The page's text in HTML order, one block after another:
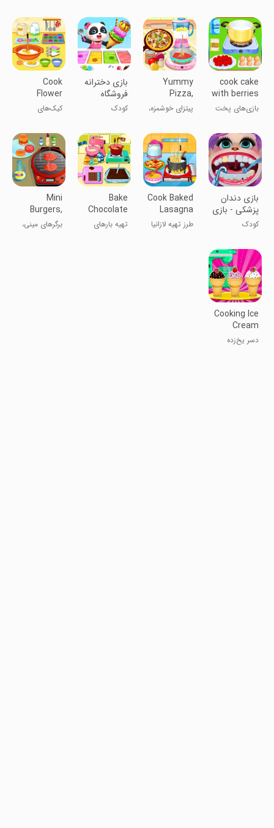
کردن کیک
cook cake
with berries
games
بازی‌های پخت
Yummy
Pizza,
Cooking
Game
پیتزای خوشمزه،
بازی دخترانه
فروشگاه
بستنی پاندا
کودک
Cook
Flower
Garden
Cupcakes
کیک‌های
پخت
بازی دندان
پزشکی - بازی
دکتری
کودک
Cook Baked
Lasagna
طرز تهیه لازانیا
Bake
Chocolate
Caramel
Bars
تهیه بارهای
Mini
Burgers,
Cooking
Games
برگرهای مینی،
Cooking Ice
Cream
Cone
Cupcake
دسر یخ‌زده